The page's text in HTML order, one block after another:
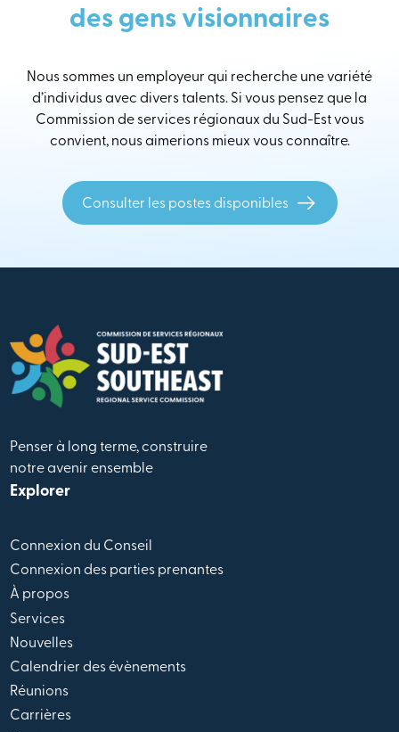
des gens visionnaires
Nous sommes un employeur qui recherche une variété
d’individus avec divers talents. Si vous pensez que la
Commission de services régionaux du Sud-Est vous
convient, nous aimerions mieux vous connaître.
Consulter les postes disponibles
Penser à long terme, construire
notre avenir ensemble
Explorer
Connexion du Conseil
Connexion des parties prenantes
À propos
Services
Nouvelles
Calendrier des évènements
Réunions
Carrières